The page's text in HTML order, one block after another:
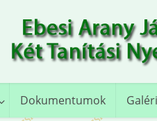
Dokumentumok